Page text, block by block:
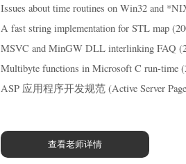
Issues about time routines on Win32 and
A fast string implementation for STL map
MSVC and MinGW DLL interlinking FAQ
Multibyte functions in Microsoft C run-time
ASP 应用程序开发规范 (Active Server
查看老师详情